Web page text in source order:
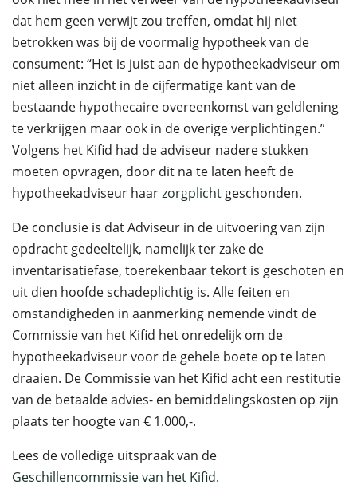
dat hem geen verwijt zou treffen, omdat hij niet
betrokken was bij de voormalig hypotheek van de
consument: “Het is juist aan de hypotheekadviseur om
niet alleen inzicht in de cijfermatige kant van de
bestaande hypothecaire overeenkomst van geldlening
te verkrijgen maar ook in de overige verplichtingen.”
Volgens het Kifid had de adviseur nadere stukken
moeten opvragen, door dit na te laten heeft de
hypotheekadviseur haarzorgplicht geschonden.
De conclusie is dat Adviseur in de uitvoering van zijn
opdracht gedeeltelijk, namelijk ter zake de
inventarisatiefase, toerekenbaar tekort is geschoten en
uit dien hoofde schadeplichtig is. Alle feiten en
omstandigheden in aanmerking nemende vindt de
Commissie van het Kifid het onredelijk om de
hypotheekadviseur voor de gehele boete op te laten
draaien. De Commissie van het Kifid acht een restitutie
van de betaalde advies- en bemiddelingskosten op zijn
plaats ter hoogte van € 1.000,-.
Lees de volledige uitspraak van de
Geschillencommissie van het Kifid.